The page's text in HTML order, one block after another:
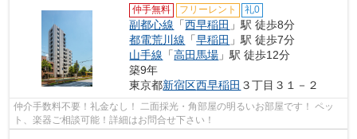
仲手無料 フリーレント 礼0
副都心線 「西早稲田 」駅 徒歩8分
都電荒川線 「早稲田 」駅 徒歩7分
山手線 「高田馬場 」駅 徒歩12分
築9年
東京都新宿区西早稲田 ３丁目３１－２
仲介手数料不要！礼金なし！ 二面採光・角部屋の明るいお部屋です！ ペッ
ト、楽器ご相談可能！詳細はお問合せ下さい！